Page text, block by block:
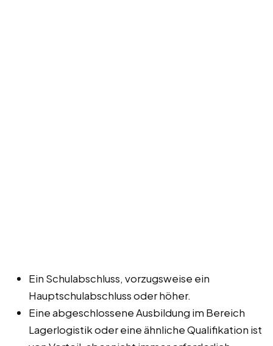
Ein Schulabschluss, vorzugsweise ein
Hauptschulabschluss oder höher.
Eine abgeschlossene Ausbildung im Bereich
Lagerlogistik oder eine ähnliche Qualifikation ist